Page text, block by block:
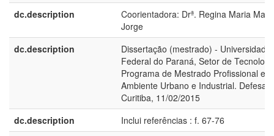
dc.description
Coorientadora: Drª. Regina Maria
Jorge
dc.description
Dissertação (mestrado) - Universidade
Federal do Paraná, Setor de
Programa de Mestrado Profissional
Ambiente Urbano e Industrial. Defesa:
Curitiba, 11/02/2015
dc.description
Inclui referências : f. 67-76